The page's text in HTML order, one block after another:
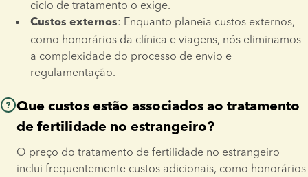
ciclo de tratamento o exige.
Custos externos: Enquanto planeia custos externos,
como honorários da clínica e viagens, nós eliminamos
a complexidade do processo de envio e
regulamentação.
Que custos estão associados ao tratamento
de fertilidade no estrangeiro?
O preço do tratamento de fertilidade no estrangeiro
inclui frequentemente custos adicionais, como honorários